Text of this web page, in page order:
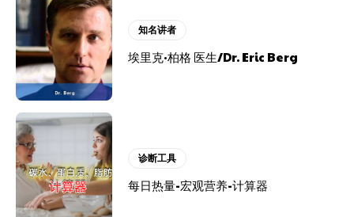
知名讲者
埃里克·柏格 医生/Dr. Eric Berg
诊断工具
每日热量-宏观营养-计算器